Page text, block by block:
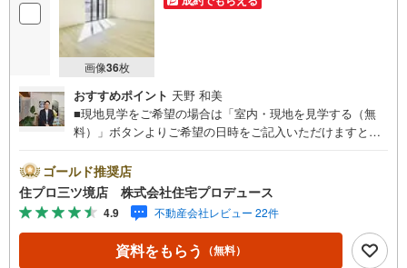
画像36枚
おすすめポイント 天野 和美
■現地見学をご希望の場合は「室内・現地を見学する（無
料）」ボタンよりご希望の日時をご記入いただけますとス
リアに強い！ 住プロは大和市・綾瀬市エリアの不動産売買
専門会社です！最新物件情報や当社限定で販売する物件情
報も多数ございますので、お気軽にお問合せ下さい！ -------
------- 弊社独自の住宅ローン提案システム 弊社ではファイ
ナンシャル専門スタッフによる【丁寧な資金アドバイス】
【ファイナンシャルプラン提案書の作成】を随時行ってお
ゴールド推奨店
住プロ三ツ境店 株式会社住宅プロデュース
4.9 不動産会社レビュー 22件
資料をもらう （無料）